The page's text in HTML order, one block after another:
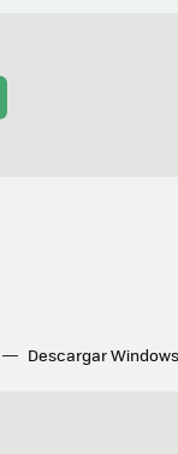
Descargar Windows